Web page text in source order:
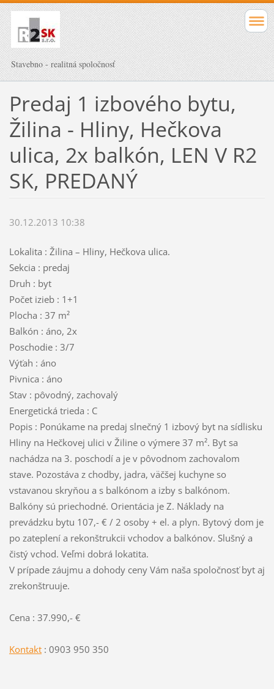
Stavebno - realitná spoločnosť
Predaj 1 izbového bytu,
Žilina - Hliny, Hečkova
ulica, 2x balkón, LEN V R2
SK, PREDANÝ
30.12.2013 10:38
Lokalita : Žilina – Hliny, Hečkova ulica.
Sekcia : predaj
Druh : byt
Počet izieb : 1+1
Plocha : 37 m²
Balkón : áno, 2x
Poschodie : 3/7
Výťah : áno
Pivnica : áno
Stav : pôvodný, zachovalý
Energetická trieda : C
Popis : Ponúkame na predaj slnečný 1 izbový byt na sídlisku
Hliny na Hečkovej ulici v Žiline o výmere 37 m². Byt sa
nachádza na 3. poschodí a je v pôvodnom zachovalom
stave. Pozostáva z chodby, jadra, väčšej kuchyne so
vstavanou skryňou a s balkónom a izby s balkónom.
Balkóny sú priechodné. Orientácia je Z. Náklady na
prevádzku bytu 107,- € / 2 osoby + el. a plyn. Bytový dom je
po zateplení a rekonštrukcii vchodov a balkónov. Slušný a
čistý vchod. Veľmi dobrá lokatita.
V prípade záujmu a dohody ceny Vám naša spoločnosť byt aj
zrekonštruuje.
Cena : 37.990,- €
Kontakt: 0903 950 350